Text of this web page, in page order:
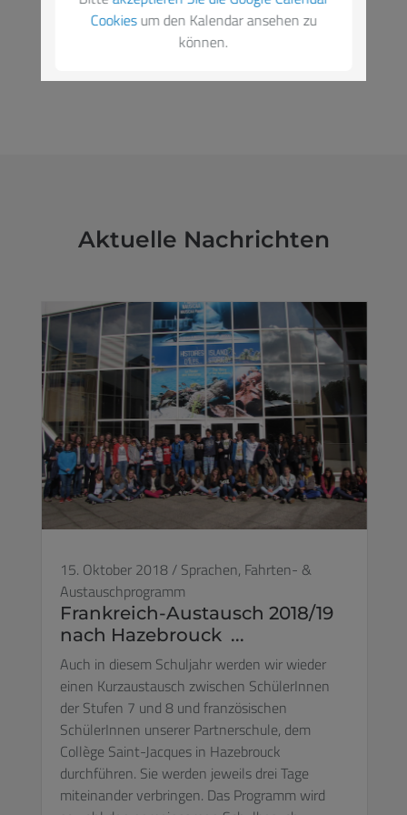
Cookiesum den Kalendar ansehen zu
können.
ZUM DETAILLIERTEN KALENDER
Aktuelle Nachrichten
15. Oktober 2018/ Sprachen, Fahrten- &
Austauschprogramm
Frankreich-Austausch 2018/19
nach Hazebrouck ...
Auch in diesem Schuljahr werden wir wieder
einen Kurzaustausch zwischen SchülerInnen
der Stufen 7 und 8 und französischen
SchülerInnen unserer Partnerschule, dem
Collège Saint-Jacques in Hazebrouck
durchführen. Sie werden jeweils drei Tage
miteinander verbringen. Das Programm wird